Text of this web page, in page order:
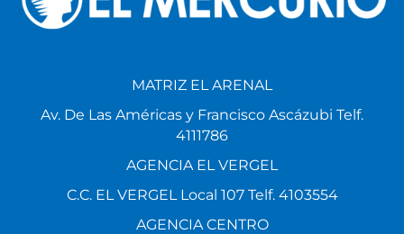
MATRIZ EL ARENAL
Av. De Las Américas y Francisco Ascázubi Telf.
4111786
AGENCIA EL VERGEL
C.C. EL VERGEL Local 107 Telf. 4103554
AGENCIA CENTRO